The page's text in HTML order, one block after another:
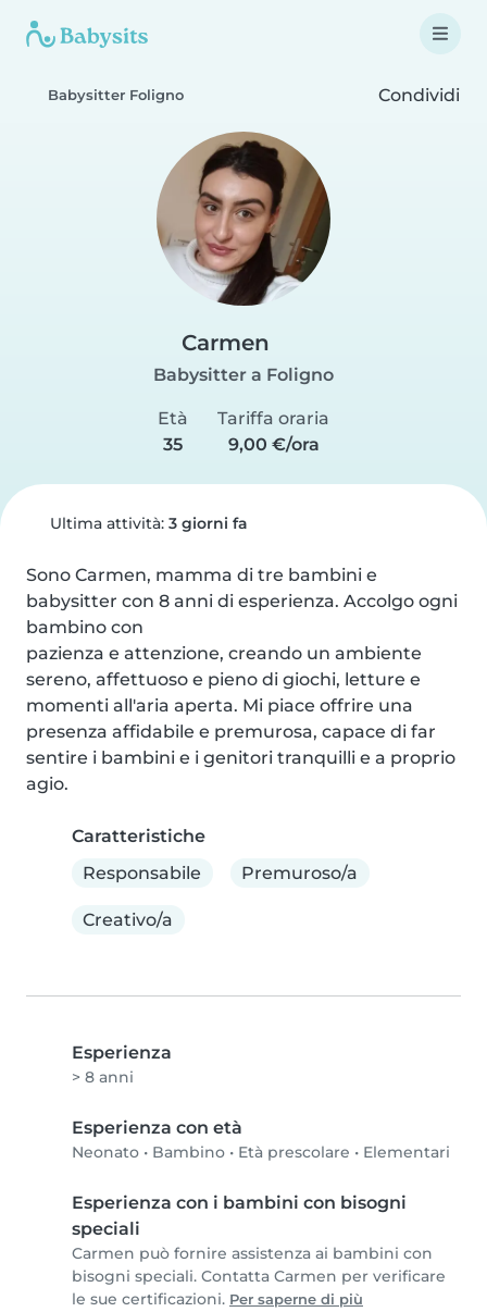
Babysitter Foligno Condividi
Carmen
Babysitter a Foligno
Età
35
Tariffa oraria
9,00 €/ora
Ultima attività: 3 giorni fa
Sono Carmen, mamma di tre bambini e
babysitter con 8 anni di esperienza. Accolgo ogni
bambino con
pazienza e attenzione, creando un ambiente
sereno, affettuoso e pieno di giochi, letture e
momenti all'aria aperta. Mi piace offrire una
presenza affidabile e premurosa, capace di far
sentire i bambini e i genitori tranquilli e a proprio
agio.
Caratteristiche
Responsabile
Premuroso/a
Creativo/a
Esperienza
> 8 anni
Esperienza con età
Neonato • Bambino • Età prescolare • Elementari
Esperienza con i bambini con bisogni
speciali
Carmen può fornire assistenza ai bambini con
bisogni speciali. Contatta Carmen per verificare
le sue certificazioni. Per saperne di più